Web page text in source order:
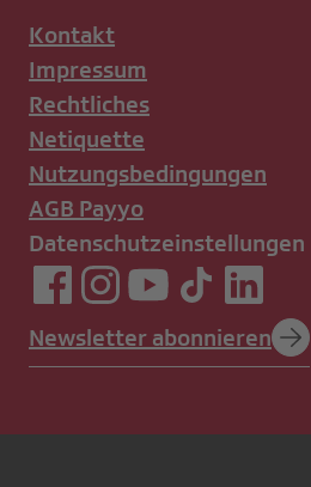
Kontakt
Impressum
Rechtliches
Netiquette
Nutzungsbedingungen
AGB Payyo
Datenschutzeinstellungen
Newsletter abonnieren